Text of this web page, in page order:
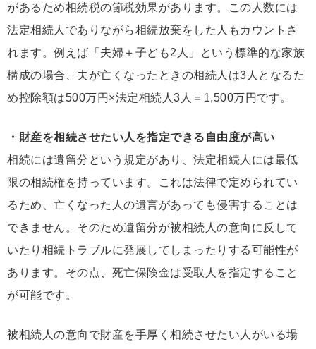
があるため相続税の節税効果があります。この人数には
法定相続人でありながら相続放棄をした人もカウントさ
れます。例えば「夫婦＋子ども2人」という標準的な家族
構成の場合、夫が亡くなったときの相続人は3人となるた
め控除額は500万円×法定相続人3人＝1,500万円です。
・財産を相続させたい人を指定できる自由度が高い
相続には遺留分という規定があり、法定相続人には最低
限の相続権を持っています。これは法律で定められてい
るため、亡くなった人の遺言があっても侵害することは
できません。そのため遺留分が被相続人の意向に反して
いたり相続トラブルに発展してしまったりする可能性が
あります。その点、死亡保険金は受取人を指定すること
が可能です。
被相続人の意向で財産を手厚く相続させたい人がいる場